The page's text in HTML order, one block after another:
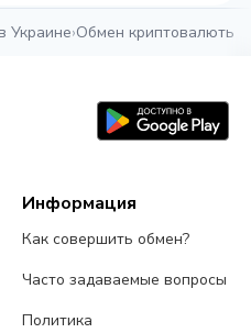
Украине›Обмен криптовалюты
Информация
Как совершить обмен?
Часто задаваемые вопросы
Политика